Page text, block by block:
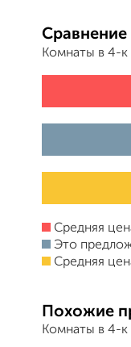
Сравнение
Комнаты в 4-
Средняя
Это
Средняя
Похожие
Комнаты в 4-к